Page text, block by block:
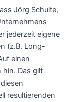
Jörg Schulte,
jederzeit eigene
(z.B. Long-
einen
hin. Das gilt
resultierenden